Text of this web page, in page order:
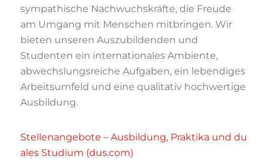
sympathische Nachwuchskräfte, die Freude
am Umgang mit Menschen mitbringen. Wir
bieten unseren Auszubildenden und
Studenten ein internationales Ambiente,
abwechslungsreiche Aufgaben, ein lebendiges
Arbeitsumfeld und eine qualitativ hochwertige
Ausbildung.
Stellenangebote – Ausbildung, Praktika und du
ales Studium (dus.com)